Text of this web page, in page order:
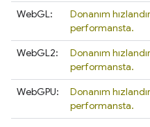
WebGL:
Donanım
performansta.
WebGL2:
Donanım
performansta.
WebGPU:
Donanım
performansta.